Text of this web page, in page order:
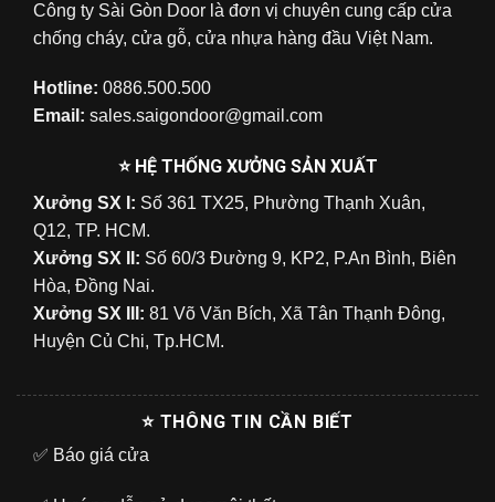
Công ty Sài Gòn Door là đơn vị chuyên cung cấp cửa
chống cháy, cửa gỗ, cửa nhựa hàng đầu Việt Nam.
Hotline: 0886.500.500
Email: sales.saigondoor@gmail.com
⭐ HỆ THỐNG XƯỞNG SẢN XUẤT
Xưởng SX I: Số 361 TX25, Phường Thạnh Xuân,
Q12, TP. HCM.
Xưởng SX II: Số 60/3 Đường 9, KP2, P.An Bình, Biên
Hòa, Đồng Nai.
Xưởng SX III: 81 Võ Văn Bích, Xã Tân Thạnh Đông,
Huyện Củ Chi, Tp.HCM.
⭐ THÔNG TIN CẦN BIẾT
✅ Báo giá cửa